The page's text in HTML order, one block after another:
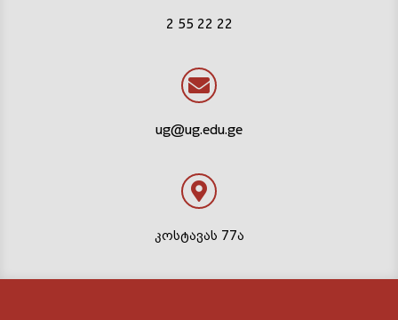
2 55 22 22
ug@ug.edu.ge
კოსტავას 77ა